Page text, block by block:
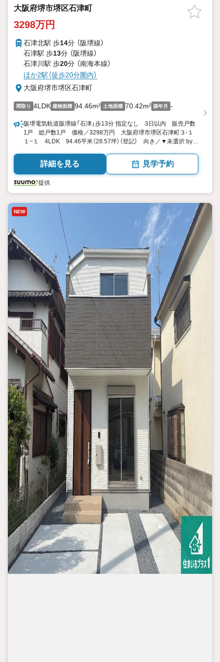
大阪府堺市堺区石津町
3298万円
石津北駅 歩14分 （阪堺線）
石津駅 歩13分 （阪堺線）
石津川駅 歩20分 （南海本線）
ほか2駅（徒歩20分圏内）
大阪府堺市堺区石津町
間取り 4LDK 建物面積 94.46m² 土地面積 70.42m² 築年月 -
阪堺電気軌道阪堺線「石津」歩13分 指定なし 3日以内 販売戸数
1戸 総戸数1戸 価格／3298万円 大阪府堺市堺区石津町３-１
１−１ 4LDK 94.46平米（28.57坪）（登記） 向き／▼未選択 by
詳細を見る 見学予約
提供
NEW